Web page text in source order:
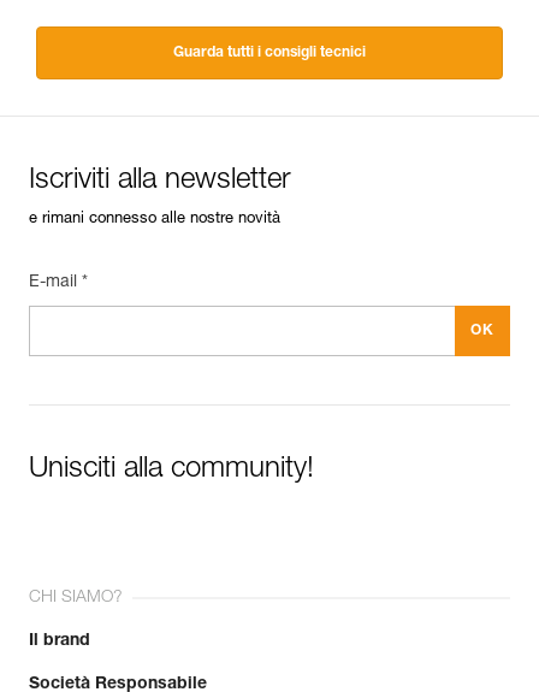
Guarda tutti i consigli tecnici
Iscriviti alla newsletter
e rimani connesso alle nostre novità
E-mail *
Unisciti alla community!
CHI SIAMO?
Il brand
Società Responsabile